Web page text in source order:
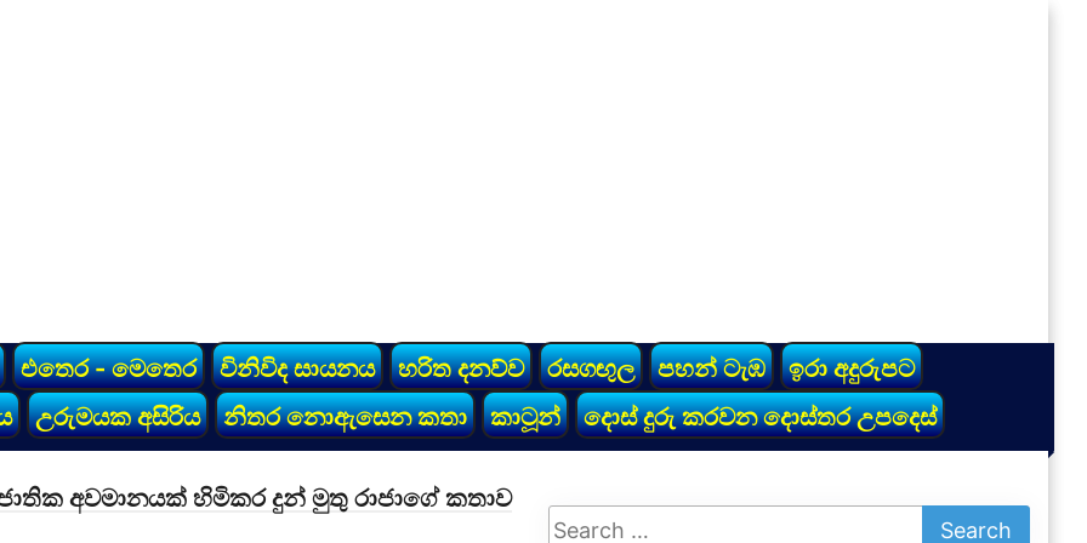
එතෙර - මෙතෙර විනිවිද සායනය හරිත දනව්ව රසගඟුල පහන් ටැඹ
ඉරා අදුරුපට
උරුමයක අසිරිය නිතර නොඇසෙන කතා කාටූන් දොස් දුරු කරවන දොස්තර උපදෙස්
අවමානයක් හිමිකර දුන් මුතු රාජාගේ කතාව